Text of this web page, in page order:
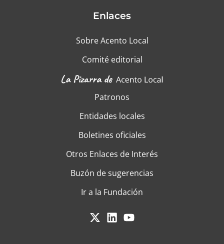
Enlaces
Sobre Acento Local
Comité editorial
Patronos
Entidades locales
Boletines oficiales
Otros Enlaces de Interés
Buzón de sugerencias
Ir a la Fundación